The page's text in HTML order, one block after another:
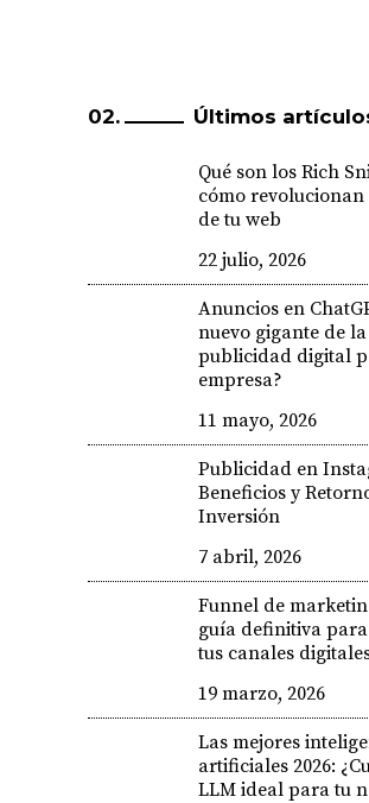
Últimos
Qué son los Rich
cómo revolucionan
de tu web
22 julio, 2026
Anuncios en
nuevo gigante de la
publicidad digital
empresa?
11 mayo, 2026
Publicidad en
Beneficios y
Inversión
7 abril, 2026
Funnel de
guía definitiva
tus canales
19 marzo, 2026
Las mejores
artificiales 2026:
LLM ideal para tu